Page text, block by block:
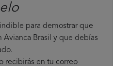
para demostrar que
Brasil y que debías
recibirás en tu correo